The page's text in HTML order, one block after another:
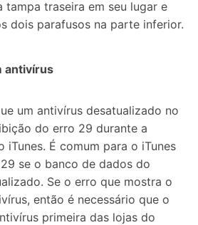
tampa traseira em seu lugar e
dois parafusos na parte inferior.
antivírus
um antivírus desatualizado no
do erro 29 durante a
iTunes. É comum para o iTunes
se o banco de dados do
Se o erro que mostra o
então é necessário que o
primeira das lojas do